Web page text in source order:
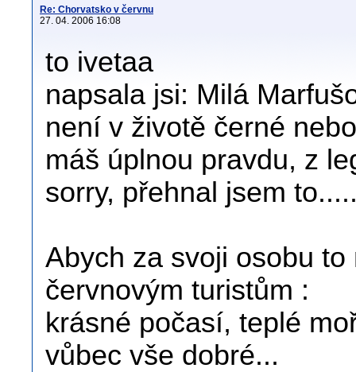
Re: Chorvatsko v červnu
27. 04. 2006 16:08
to ivetaa
napsala jsi: Milá
není v životě černé
máš úplnou pravdu, z
sorry, přehnal jsem
Abych za svoji osobu
červnovým turistům :
krásné počasí, teplé
vůbec vše dobré...